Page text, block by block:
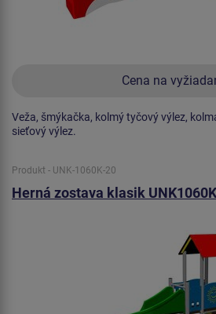
Cena na
Veža, šmýkačka, kolmý tyčový výlez,
sieťový výlez.
Produkt - UNK-1060K-20
Herná zostava klasik